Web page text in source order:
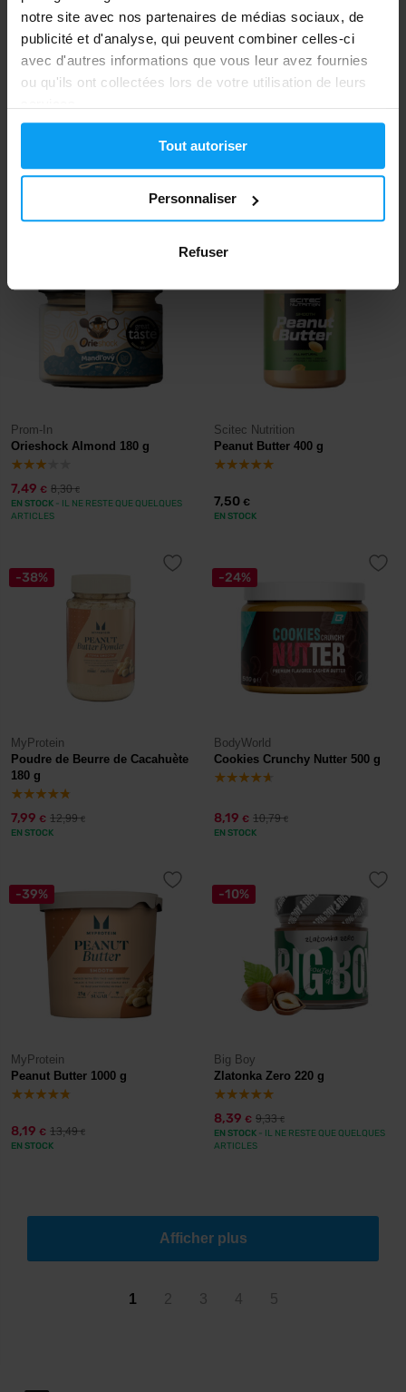
notre site avec nos partenaires de médias sociaux, de
publicité et d'analyse, qui peuvent combiner celles-ci
avec d'autres informations que vous leur avez fournies
ou qu'ils ont collectées lors de votre utilisation de leurs
Tout autoriser
Personnaliser
Refuser
7,49€ 8,30€
ARTICLES
Prom-In
Orieshock Almond 180 g
7,49 € 8,30€
EN STOCK - IL NE RESTE QUE QUELQUES
ARTICLES
Scitec Nutrition
Peanut Butter 400 g
7,50 €
EN STOCK
-38%
MyProtein
Poudre de Beurre de Cacahuète
180 g
7,99 € 12,99€
EN STOCK
-24%
BodyWorld
Cookies Crunchy Nutter 500 g
8,19 € 10,79€
EN STOCK
-39%
MyProtein
Peanut Butter 1000 g
8,19 € 13,49€
EN STOCK
-10%
Big Boy
Zlatonka Zero 220 g
8,39 € 9,33€
EN STOCK - IL NE RESTE QUE QUELQUES
ARTICLES
Afficher plus
1 2 3 4 5